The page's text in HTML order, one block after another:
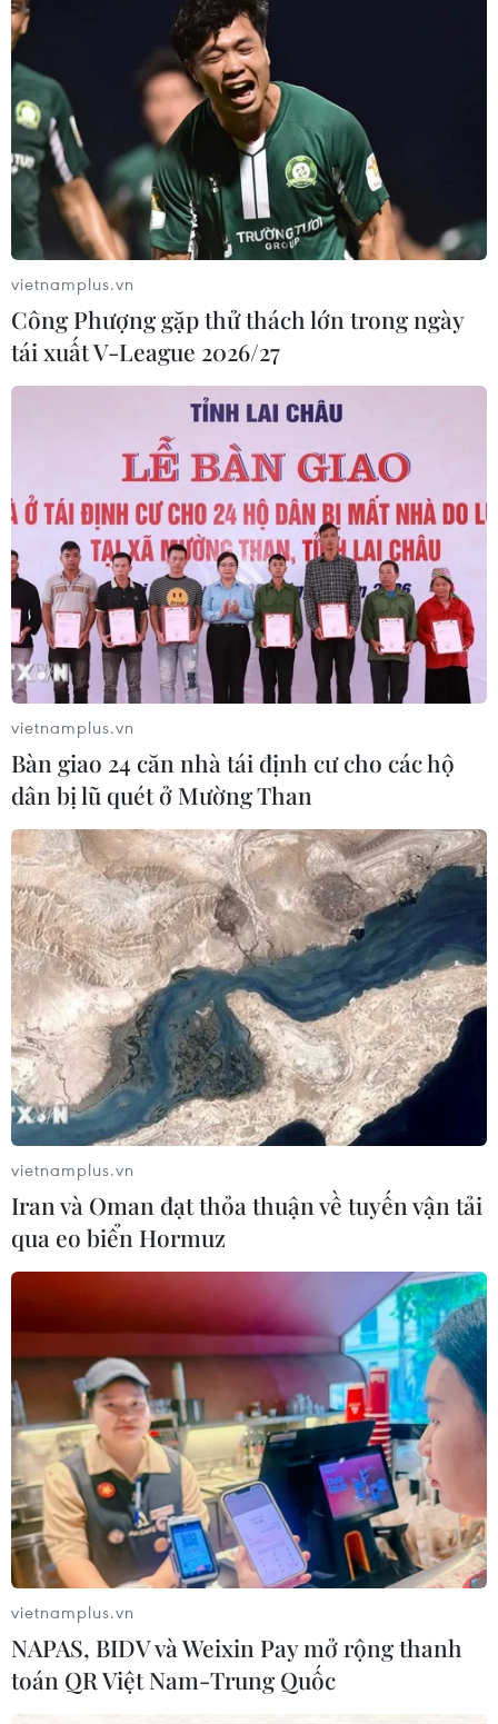
vietnamplus.vn
Công Phượng gặp thử thách lớn trong ngày
tái xuất V-League 2026/27
vietnamplus.vn
Bàn giao 24 căn nhà tái định cư cho các hộ
dân bị lũ quét ở Mường Than
vietnamplus.vn
Iran và Oman đạt thỏa thuận về tuyến vận tải
qua eo biển Hormuz
vietnamplus.vn
NAPAS, BIDV và Weixin Pay mở rộng thanh
toán QR Việt Nam-Trung Quốc